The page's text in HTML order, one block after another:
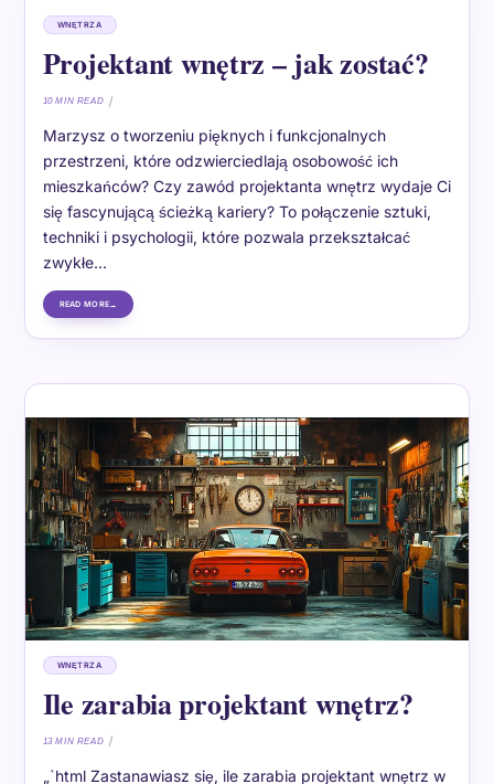
WNĘTRZA
Projektant wnętrz – jak zostać?
10 MIN READ
Marzysz o tworzeniu pięknych i funkcjonalnych
przestrzeni, które odzwierciedlają osobowość ich
mieszkańców? Czy zawód projektanta wnętrz wydaje Ci
się fascynującą ścieżką kariery? To połączenie sztuki,
techniki i psychologii, które pozwala przekształcać
zwykłe…
READ MORE
WNĘTRZA
Ile zarabia projektant wnętrz?
13 MIN READ
„`html Zastanawiasz się, ile zarabia projektant wnętrz w